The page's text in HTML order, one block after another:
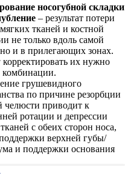
носогубной складки
– результат потери
тканей и костной
не только вдоль самой
и в прилегающих зонах.
их нужно
комбинации.
грушевидного
по причине резорбции
челюсти приводит к
ротации и депрессии
с обеих сторон носа,
верхней губы/
и поддержки основания